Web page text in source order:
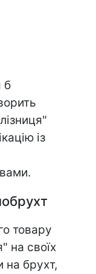
б
із
товару
на своїх
на брухт,